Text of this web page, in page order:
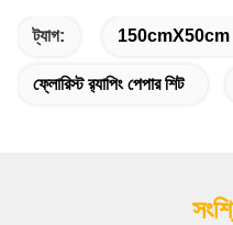
ট্যাগ: 150cmX50cm
ফ্লোরিস্ট র‌্যাপিং পেপার শিট